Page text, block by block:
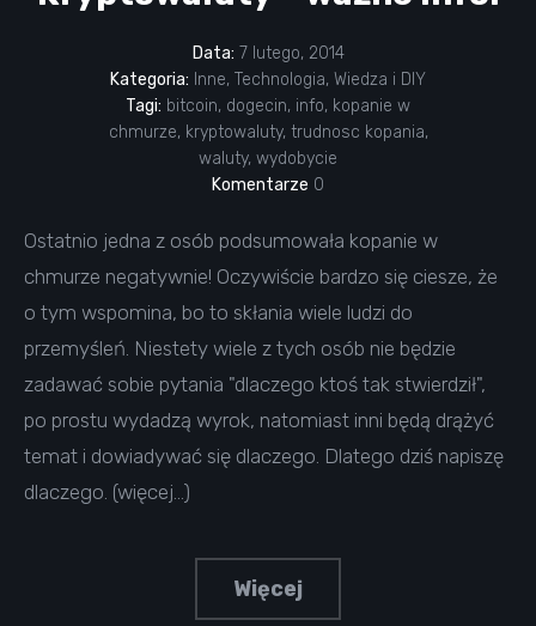
Data: 7 lutego, 2014
Kategoria: Inne, Technologia, Wiedza i DIY
Tagi: bitcoin, dogecin, info, kopanie w
chmurze, kryptowaluty, trudnosc kopania,
waluty, wydobycie
Komentarze 0
Ostatnio jedna z osób podsumowała kopanie w
chmurze negatywnie! Oczywiście bardzo się ciesze, że
o tym wspomina, bo to skłania wiele ludzi do
przemyśleń. Niestety wiele z tych osób nie będzie
zadawać sobie pytania "dlaczego ktoś tak stwierdził",
po prostu wydadzą wyrok, natomiast inni będą drążyć
temat i dowiadywać się dlaczego. Dlatego dziś napiszę
dlaczego. (więcej…)
Więcej